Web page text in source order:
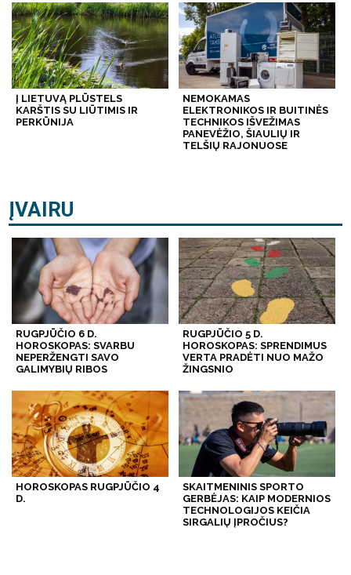
Į LIETUVĄ PLŪSTELS
KARŠTIS SU LIŪTIMIS IR
PERKŪNIJA
NEMOKAMAS
ELEKTRONIKOS IR BUITINĖS
TECHNIKOS IŠVEŽIMAS
PANEVĖŽIO, ŠIAULIŲ IR
TELŠIŲ RAJONUOSE
ĮVAIRU
RUGPJŪČIO 6 D.
HOROSKOPAS: SVARBU
NEPERŽENGTI SAVO
GALIMYBIŲ RIBOS
RUGPJŪČIO 5 D.
HOROSKOPAS: SPRENDIMUS
VERTA PRADĖTI NUO MAŽO
ŽINGSNIO
HOROSKOPAS RUGPJŪČIO 4
D.
SKAITMENINIS SPORTO
GERBĖJAS: KAIP MODERNIOS
TECHNOLOGIJOS KEIČIA
SIRGALIŲ ĮPROČIUS?